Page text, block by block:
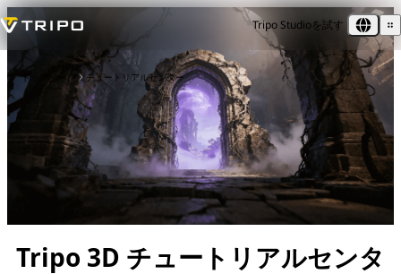
Tripo Studioを試す
トップページ チュートリアルセンター
Tripo 3D チュートリアルセンタ